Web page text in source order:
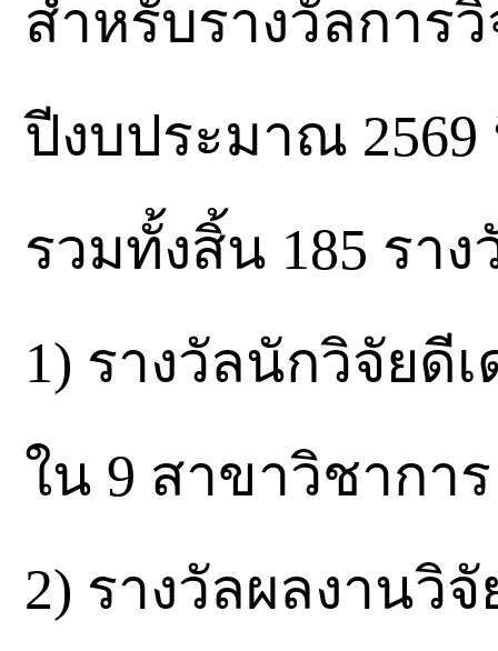
สำหรับรางวัลการ
ปีงบประมาณ
รวมทั้งสิ้น 185 รา
1) รางวัลนักวิจัยดี
ใน 9 สาขาวิชาการ
2) รางวัลผลงานวิ